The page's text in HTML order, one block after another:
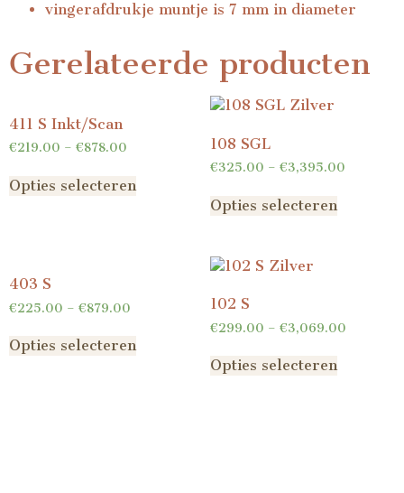
vingerafdrukje muntje is 7 mm in diameter
Gerelateerde producten
411 S Inkt/Scan
€219.00 – €878.00
Opties selecteren
108 SGL
€325.00 – €3,395.00
Opties selecteren
403 S
€225.00 – €879.00
Opties selecteren
102 S
€299.00 – €3,069.00
Opties selecteren